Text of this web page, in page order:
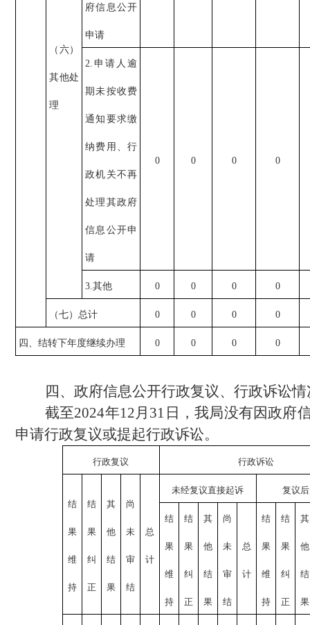
（六）
其他处
理
府信息公开
申请
2.申请人逾
期未按收费
通知要求缴
纳费用、行
政机关不再
处理其政府
信息公开申
请
0 0 0 0
3.其他 0 0 0 0
（七）总计 0 0 0 0
四、结转下年度继续办理 0 0 0 0
四、政府信息公开行政复议、行政诉讼情
截至2024年12月31日，我局没有因政府
申请行政复议或提起行政诉讼。
行政复议 行政诉讼
结
果
维
持
结
果
纠
正
其
他
结
果
尚
未
审
结
总
计
未经复议直接起诉 复议
结
果
维
持
结
果
纠
正
其
他
结
果
尚
未
审
结
总
计
结
果
维
持
结
果
纠
正
其
他
结
果